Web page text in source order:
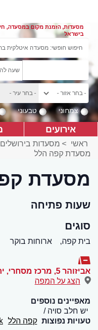
מסעדות, הזמנת מקום במסעדה,
בישראל
צמחוני טבעוני
אירועים
ראשי > מסעדות בירושלים
מסעדת קפה הלל
מסעדת
שעות פתיחה
סוגים
בית קפה,
ארוחות בוקר
אביזוהר 5, מרכז מסחרי ,
הצג על המפה
מאפיינים נוספים
יש חלב סויה
טעויות נפוצות קפה הלל